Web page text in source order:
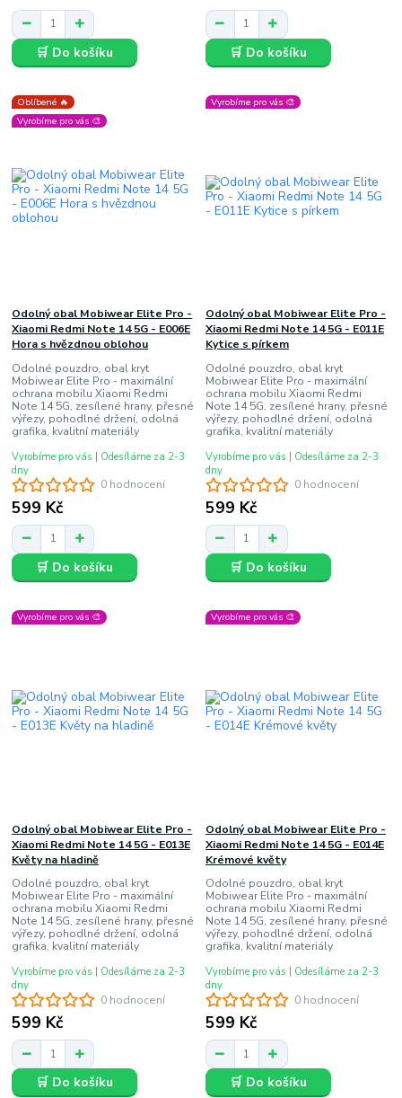
🛒 Do košíku 🛒 Do košíku
Oblíbené 🔥
Vyrobíme pro vás 🎨
0 hodnocení
Odolný obal Mobiwear Elite Pro -
Xiaomi Redmi Note 14 5G - E006E
Hora s hvězdnou oblohou
Odolné pouzdro, obal kryt
Mobiwear Elite Pro - maximální
ochrana mobilu Xiaomi Redmi
Note 14 5G, zesílené hrany, přesné
výřezy, pohodlné držení, odolná
grafika, kvalitní materiály
599 Kč
Vyrobíme pro vás | Odesíláme za 2-3
dny
🛒 Do košíku
Vyrobíme pro vás 🎨
0 hodnocení
Odolný obal Mobiwear Elite Pro -
Xiaomi Redmi Note 14 5G - E011E
Kytice s pírkem
Odolné pouzdro, obal kryt
Mobiwear Elite Pro - maximální
ochrana mobilu Xiaomi Redmi
Note 14 5G, zesílené hrany, přesné
výřezy, pohodlné držení, odolná
grafika, kvalitní materiály
599 Kč
Vyrobíme pro vás | Odesíláme za 2-3
dny
🛒 Do košíku
Vyrobíme pro vás 🎨
0 hodnocení
Odolný obal Mobiwear Elite Pro -
Xiaomi Redmi Note 14 5G - E013E
Květy na hladině
Odolné pouzdro, obal kryt
Mobiwear Elite Pro - maximální
ochrana mobilu Xiaomi Redmi
Note 14 5G, zesílené hrany, přesné
výřezy, pohodlné držení, odolná
grafika, kvalitní materiály
599 Kč
Vyrobíme pro vás | Odesíláme za 2-3
dny
🛒 Do košíku
Vyrobíme pro vás 🎨
0 hodnocení
Odolný obal Mobiwear Elite Pro -
Xiaomi Redmi Note 14 5G - E014E
Krémové květy
Odolné pouzdro, obal kryt
Mobiwear Elite Pro - maximální
ochrana mobilu Xiaomi Redmi
Note 14 5G, zesílené hrany, přesné
výřezy, pohodlné držení, odolná
grafika, kvalitní materiály
599 Kč
Vyrobíme pro vás | Odesíláme za 2-3
dny
🛒 Do košíku